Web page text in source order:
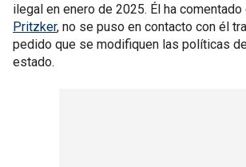
ilegal en enero de 2025. Él ha
Pritzker, no se puso en contacto con él
pedido que se modifiquen las políticas
estado.